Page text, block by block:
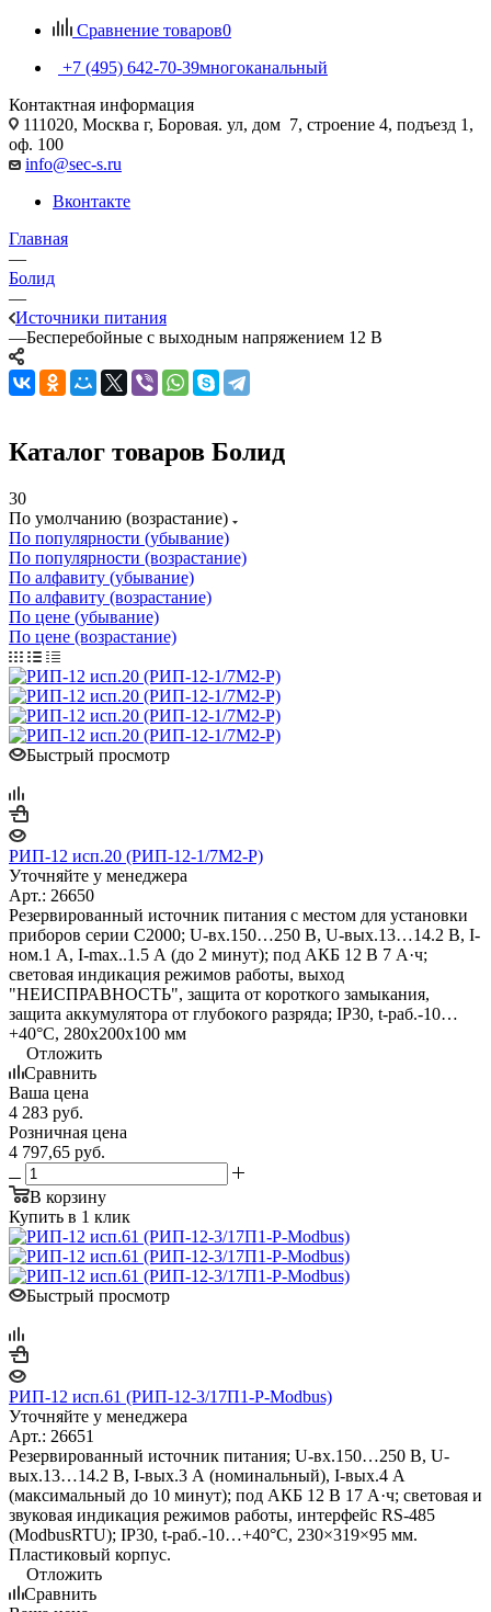
Сравнение товаров0
+7 (495) 642-70-39многоканальный
Контактная информация
111020, Москва г, Боровая. ул, дом 7, строение 4, подъезд 1,
оф. 100
info@sec-s.ru
Вконтакте
Главная
—
Болид
—
Источники питания
—Бесперебойные с выходным напряжением 12 В
Каталог товаров Болид
30
По умолчанию (возрастание)
По популярности (убывание)
По популярности (возрастание)
По алфавиту (убывание)
По алфавиту (возрастание)
По цене (убывание)
По цене (возрастание)
Быстрый просмотр
РИП-12 исп.20 (РИП-12-1/7М2-Р)
Уточняйте у менеджера
Арт.: 26650
Резервированный источник питания с местом для установки
приборов серии С2000; U-вх.150…250 В, U-вых.13…14.2 В, I-
ном.1 А, I-max..1.5 А (до 2 минут); под АКБ 12 В 7 А·ч;
световая индикация режимов работы, выход
"НЕИСПРАВНОСТЬ", защита от короткого замыкания,
защита аккумулятора от глубокого разряда; IP30, t-раб.-10…
+40°C, 280х200х100 мм
Отложить
Сравнить
Ваша цена
4 283 руб.
Розничная цена
4 797,65 руб.
В корзину
Купить в 1 клик
Быстрый просмотр
РИП-12 исп.61 (РИП-12-3/17П1-Р-Modbus)
Уточняйте у менеджера
Арт.: 26651
Резервированный источник питания; U-вх.150…250 В, U-
вых.13…14.2 В, I-вых.3 А (номинальный), I-вых.4 А
(максимальный до 10 минут); под АКБ 12 В 17 А·ч; световая и
звуковая индикация режимов работы, интерфейс RS-485
(ModbusRTU); IP30, t-раб.-10…+40°С, 230×319×95 мм.
Пластиковый корпус.
Отложить
Сравнить